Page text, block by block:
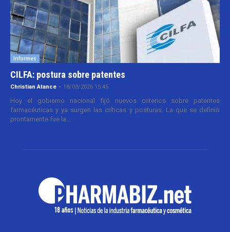
Informes
CILFA: postura sobre patentes
Christian Atance - 18/03/2026 15:45
Hoy el gobierno nacional fijó nuevos criterios sobre patentes
farmacéuticas y ya surgen las críticas y posturas. La que se definió
prontamente fue la...